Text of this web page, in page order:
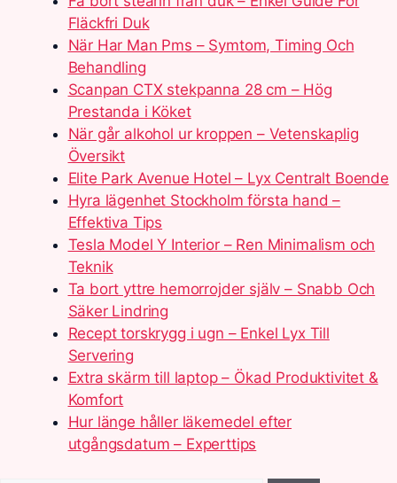
Fläckfri Duk
När Har Man Pms – Symtom, Timing Och
Behandling
Scanpan CTX stekpanna 28 cm – Hög
Prestanda i Köket
När går alkohol ur kroppen – Vetenskaplig
Översikt
Elite Park Avenue Hotel – Lyx Centralt Boende
Hyra lägenhet Stockholm första hand –
Effektiva Tips
Tesla Model Y Interior – Ren Minimalism och
Teknik
Ta bort yttre hemorrojder själv – Snabb Och
Säker Lindring
Recept torskrygg i ugn – Enkel Lyx Till
Servering
Extra skärm till laptop – Ökad Produktivitet &
Komfort
Hur länge håller läkemedel efter
utgångsdatum – Experttips